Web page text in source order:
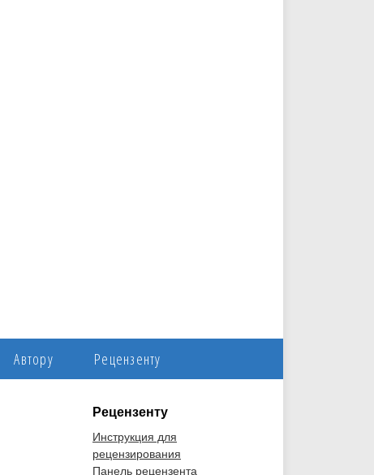
Автору Рецензенту
Рецензенту
Инструкция для
рецензирования
Панель рецензента